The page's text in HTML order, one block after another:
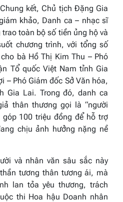
kết, Chủ tịch Đặng Gia
khảo, Danh ca – nhạc sĩ
toàn bộ số tiền ủng hộ và
chương trình, với tổng số
bà Hồ Thị Kim Thu – Phó
Tổ quốc Việt Nam tỉnh Gia
– Phó Giám đốc Sở Văn hóa,
Gia Lai. Trong đó, danh ca
thân thương gọi là “người
100 triệu đồng để hỗ trợ
chịu ảnh hưởng nặng nề
và nhân văn sâu sắc này
tương thân tương ái, mà
lan tỏa yêu thương, trách
thi Hoa hậu Doanh nhân